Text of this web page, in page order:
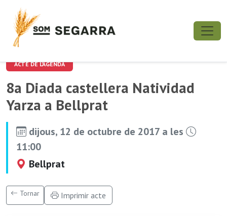
ACTE DE L'AGENDA
8a Diada castellera Natividad
Yarza a Bellprat
dijous, 12 de octubre de 2017 a les
11:00
Bellprat
Tornar Imprimir acte